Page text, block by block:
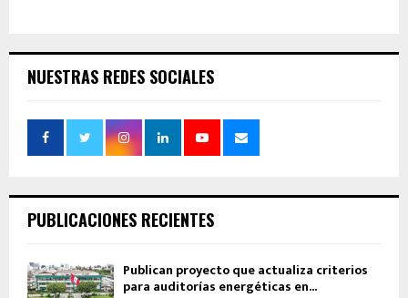
NUESTRAS REDES SOCIALES
PUBLICACIONES RECIENTES
Publican proyecto que actualiza criterios
para auditorías energéticas en...